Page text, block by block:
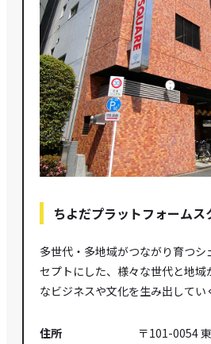
ちよだプラットフォーム
多世代・多地域がつながり育つシ
セプトにした、様々な世代と地域
なビジネスや文化を生み出してい
住所 〒101-0054